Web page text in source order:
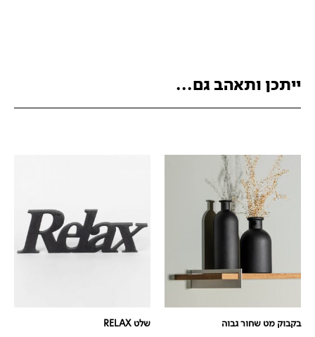
ייתכן ותאהב גם...
בקבוק מט שחור גבוה שלט RELAX